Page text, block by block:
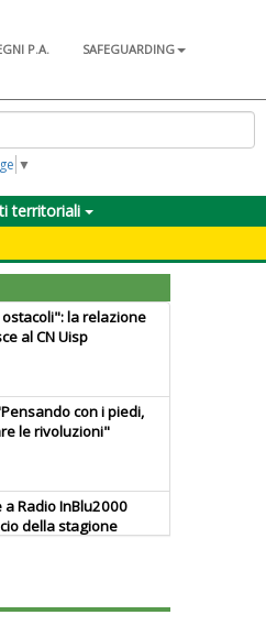
P.A.
SAFEGUARDING
▼
territoriali
la relazione
al CN Uisp
con i piedi,
le rivoluzioni"
a Radio InBlu2000
della stagione